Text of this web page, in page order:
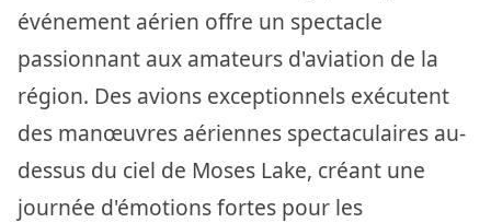
événement aérien offre un spectacle
passionnant aux amateurs d'aviation de la
région. Des avions exceptionnels exécutent
des manœuvres aériennes spectaculaires au-
dessus du ciel de Moses Lake, créant une
journée d'émotions fortes pour les